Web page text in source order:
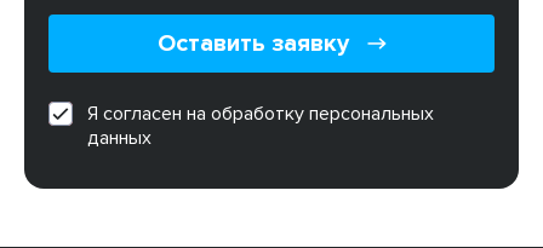
Оставить заявку
Я согласен на обработку персональных
данных